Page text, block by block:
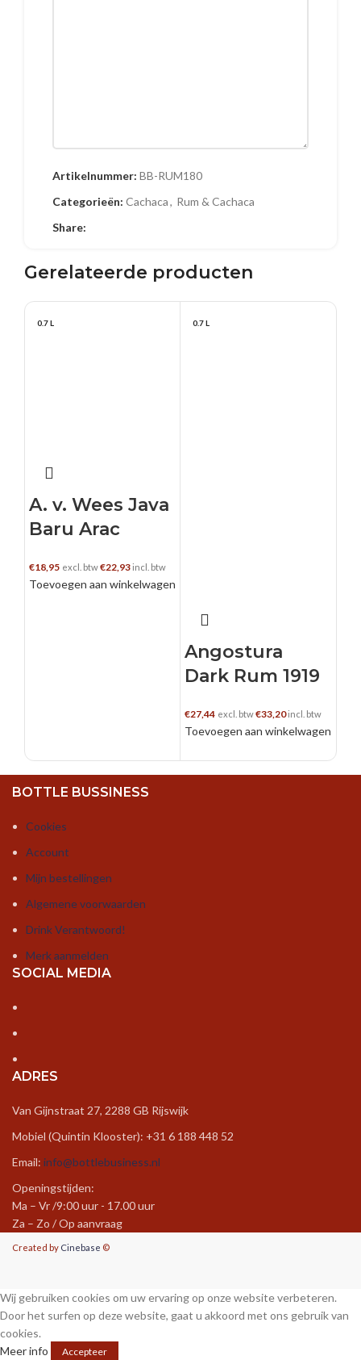
Naam
Artikelnummer: BB-RUM180
Categorieën: Cachaca, Rum & Cachaca
Share:
Gerelateerde producten
0.7 L
A. v. Wees Java
Baru Arac
€18,95 excl. btw€22,93 incl. btw
Toevoegen aan winkelwagen
0.7 L
Angostura
Dark Rum 1919
€27,44 excl. btw€33,20incl. btw
Toevoegen aan winkelwagen
BOTTLE BUSSINESS
Cookies
Account
Mijn bestellingen
Algemene voorwaarden
Drink Verantwoord!
Merk aanmelden
SOCIAL MEDIA
ADRES
Van Gijnstraat 27, 2288 GB Rijswijk
Mobiel (Quintin Klooster): +31 6 188 448 52
Email: info@bottlebusiness.nl
Openingstijden:
Ma – Vr /9:00 uur - 17.00 uur
Za – Zo / Op aanvraag
Created by Cinebase ©
Wij gebruiken cookies om uw ervaring op onze website verbeteren.
Door het surfen op deze website, gaat u akkoord met ons gebruik van
cookies.
Meer info
Accepteer